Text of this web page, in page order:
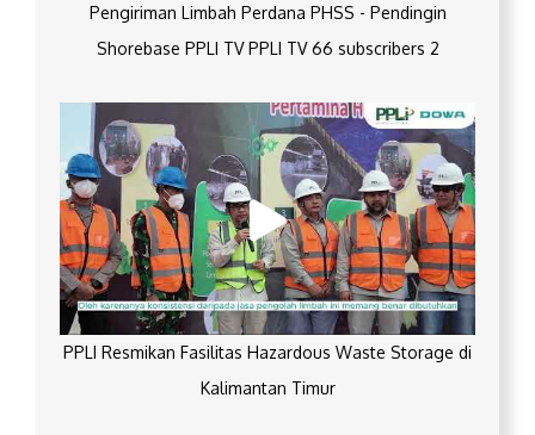
Pengiriman Limbah Perdana PHSS - Pendingin
Shorebase PPLI TV PPLI TV 66 subscribers 2
PPLI Resmikan Fasilitas Hazardous Waste Storage di
Kalimantan Timur